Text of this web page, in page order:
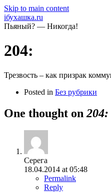
Skip to main content
iбухашка.ru
Пьяный? — Никогда!
204:
Трезвость – как призрак
Posted in Без рубрики
One thought on 204:
Серега
18.04.2014 at 05:48
Permalink
Reply